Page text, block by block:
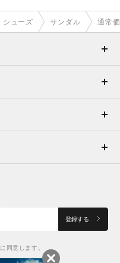
シューズ サンダル 通常
登録する
に同意します。